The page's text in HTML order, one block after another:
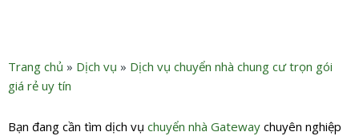
Trang chủ » Dịch vụ » Dịch vụ chuyển nhà chung cư trọn gói
giá rẻ uy tín
Bạn đang cần tìm dịch vụ chuyển nhà Gateway chuyên nghiệp